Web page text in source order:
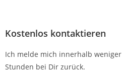
Kostenlos kontaktieren
Ich melde mich innerhalb weniger
Stunden bei Dir zurück.